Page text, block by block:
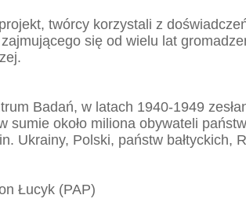
twórcy korzystali z
się od wielu lat
Badań, w latach 1940-1949
sumie około miliona obywateli
Ukrainy, Polski, państw bałtyckich,
Łucyk (PAP)